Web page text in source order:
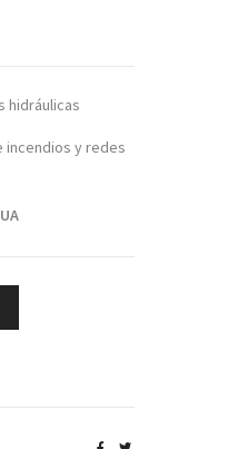
hidráulicas
incendios y redes